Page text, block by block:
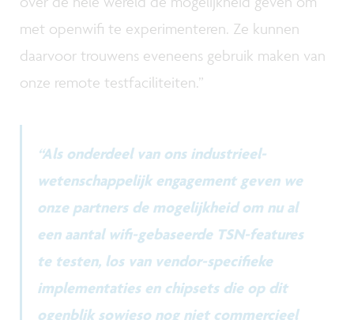
met openwifi te experimenteren. Ze kunnen
daarvoor trouwens eveneens gebruik maken van
onze remote testfaciliteiten.”
“Als onderdeel van ons industrieel-
wetenschappelijk engagement geven we
onze partners de mogelijkheid om nu al
een aantal wifi-gebaseerde TSN-features
te testen, los van vendor-specifieke
implementaties en chipsets die op dit
ogenblik sowieso nog niet commercieel